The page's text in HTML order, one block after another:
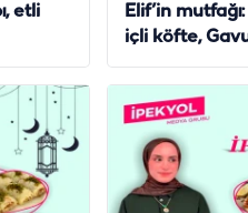
etli
Elif’in
içli köfte,